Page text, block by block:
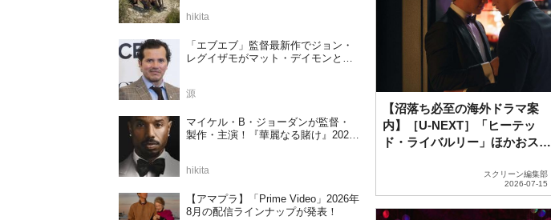
【沼落ち必至の海外ドラマ案
内】［U-NEXT］「ヒーテッ
ド・ライバルリー」ほかおスス
スクリーン編集部
hikita
「エブエブ」監督最新作でジョン・
レグイザモがマット・デイモンと再
源
マイケル・B・ジョーダンが監督・
製作・主演！『華麗なる賭け』2027
hikita
【アマプラ】「Prime Video」2026年
8月の配信ラインナップが発表！